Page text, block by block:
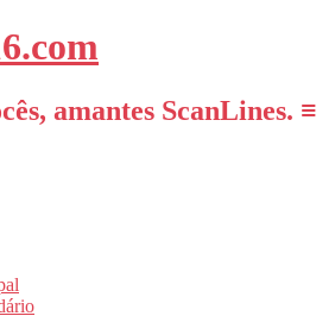
amantes ScanLines. ≡